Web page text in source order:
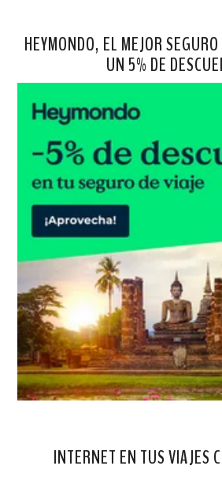
HEYMONDO, EL MEJOR
UN 5% DE
INTERNET EN TUS VIAJES